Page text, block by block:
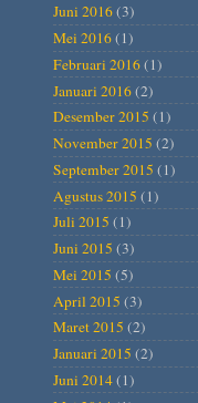
Juni 2016(3)
Mei 2016(1)
Februari 2016(1)
Januari 2016(2)
Desember 2015 (1)
November 2015 (2)
September 2015 (1)
Agustus 2015 (1)
Juli 2015 (1)
Juni 2015 (3)
Mei 2015 (5)
April 2015 (3)
Maret 2015 (2)
Januari 2015 (2)
Juni 2014(1)